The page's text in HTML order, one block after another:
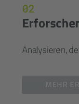
02
Analysieren,
MEHR